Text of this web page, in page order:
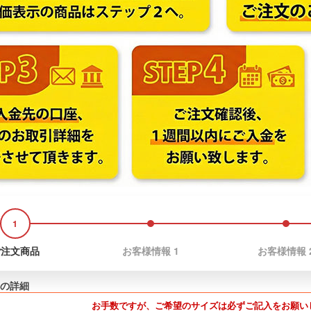
1
文商品
2
お客様情報 1
3
お客様情報
詳細
お手数ですが、ご希望のサイズは必ずご記入をお願